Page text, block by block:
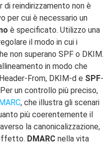
di reindirizzamento non è
per cui è necessario un
è specificato. Utilizzo una
il modo in cui i
non superano SPF o DKIM.
in modo che
From, DKIM-d e SPF-
un controllo più preciso,
, che illustra gli scenari
più coerentemente il
la canonicalizzazione,
DMARC nella vita